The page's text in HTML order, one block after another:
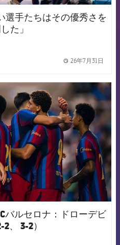
選手たちはその優秀さを
た」
26年7月31日
FCB Barcelona badge
バルセロナ：ドローデビ
、 3-2）